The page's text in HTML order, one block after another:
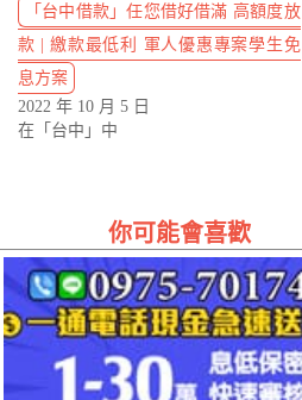
「台中借款」任您借好借滿 高額度放
款 | 繳款最低利 軍人優惠專案學生免
息方案
2022 年 10 月 5 日
在「台中」中
你可能會喜歡